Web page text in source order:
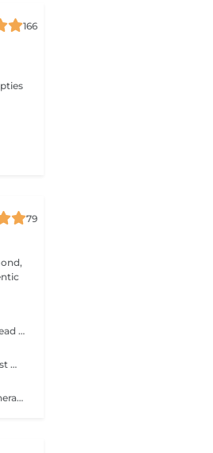
166
79
Focus on Neck & Shoulders and upper back. The Thai Back, Head and Shoulder Massage is a specific therapy focusing on the specific areas rather than the entire body. The massage helps to relieve tension in your muscles, improve circulation and reduce stress. This therapy is especially recommended for you if you work sitting down or at a desk all day. The focus on your back, head and shoulders helps you to relax and assists in the reduction of stress hormones in the muscles which can reduce the occurrence of tension related headaches.
Traditional Thai Massage with oil and Thai blam ( or can request without oil)
For lower back and upper back when you have back pain.A therapist uses their hands, thumbs, elbows, and feet to apply pressure and guide you through gentle, yoga-like stretches, working on the back and other major muscle groups to release tension and improve function.